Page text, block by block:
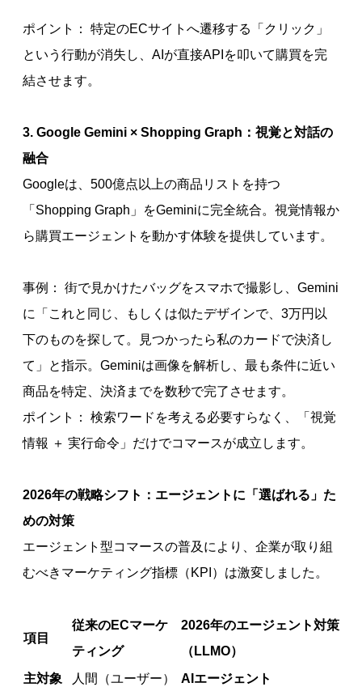
ポイント： 特定のECサイトへ遷移する「クリック」
という行動が消失し、AIが直接APIを叩いて購買を完
結させます。
3. Google Gemini × Shopping Graph：視覚と対話の
融合
Googleは、500億点以上の商品リストを持つ
「Shopping Graph」をGeminiに完全統合。視覚情報か
ら購買エージェントを動かす体験を提供しています。
事例： 街で見かけたバッグをスマホで撮影し、Gemini
に「これと同じ、もしくは似たデザインで、3万円以
下のものを探して。見つかったら私のカードで決済し
て」と指示。Geminiは画像を解析し、最も条件に近い
商品を特定、決済までを数秒で完了させます。
ポイント： 検索ワードを考える必要すらなく、「視覚
情報 ＋ 実行命令」だけでコマースが成立します。
2026年の戦略シフト：エージェントに「選ばれる」た
めの対策
エージェント型コマースの普及により、企業が取り組
むべきマーケティング指標（KPI）は激変しました。
項目
従来のECマーケ
ティング
2026年のエージェント対策
（LLMO）
主対象
人間（ユーザー）
AIエージェント